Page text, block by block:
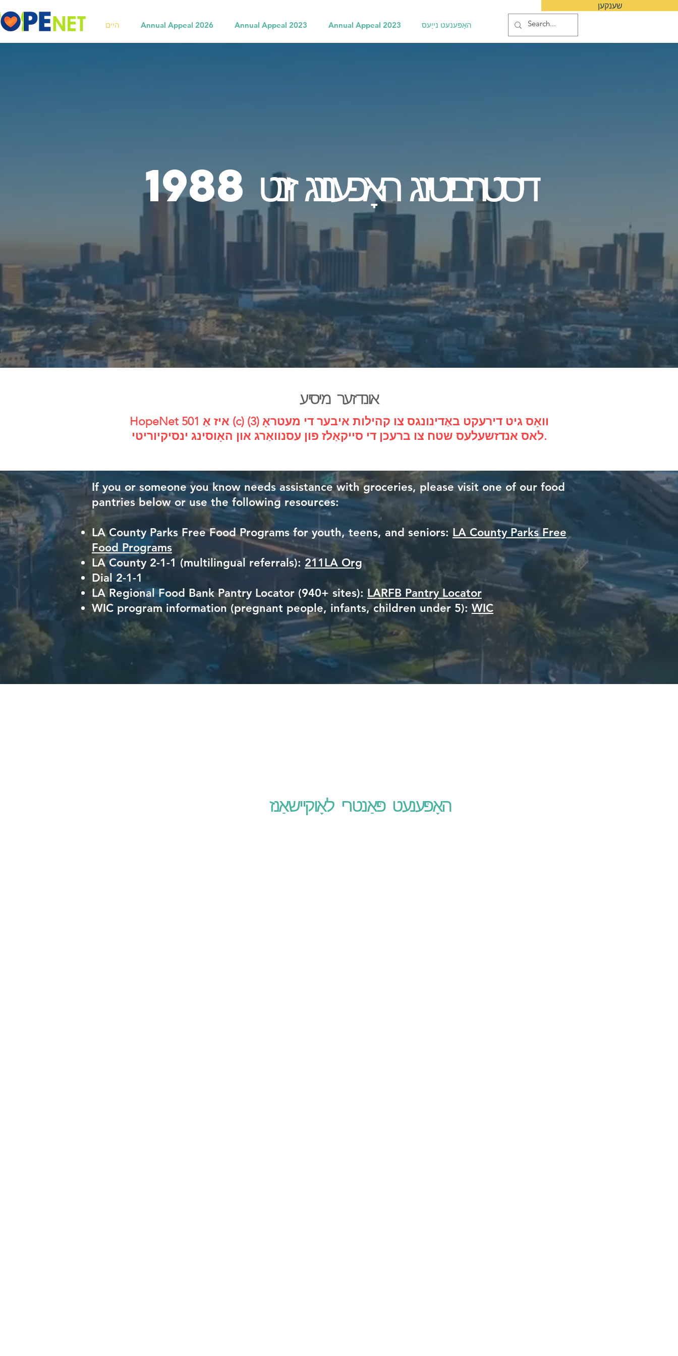
שענקען
היים Annual Appeal 2026 Annual Appeal 2023 Annual Appeal 2023 האָפּענעט נייַעס
דיסטריביוטינג האָפענונג זינט 1988
אונדזער מיסיע
HopeNet איז אַ 501 (c) (3) וואָס גיט דירעקט באַדינונגס צו קהילות איבער די מעטראָ
לאס אנדזשעלעס שטח צו ברעכן די סייקאַלז פון עסנוואַרג און האָוסינג ינסיקיוריטי.
If you or someone you know needs assistance with groceries, please visit one of our food
pantries below or use the following resources:
LA County Parks Free Food Programs for youth, teens, and seniors: LA County Parks Free
Food Programs
LA County 2-1-1 (multilingual referrals): 211LA Org
Dial 2-1-1
LA Regional Food Bank Pantry Locator (940+ sites): LARFB Pantry Locator
WIC program information (pregnant people, infants, children under 5): WIC
האָפּענעט פּאַנטרי לאָוקיישאַנז